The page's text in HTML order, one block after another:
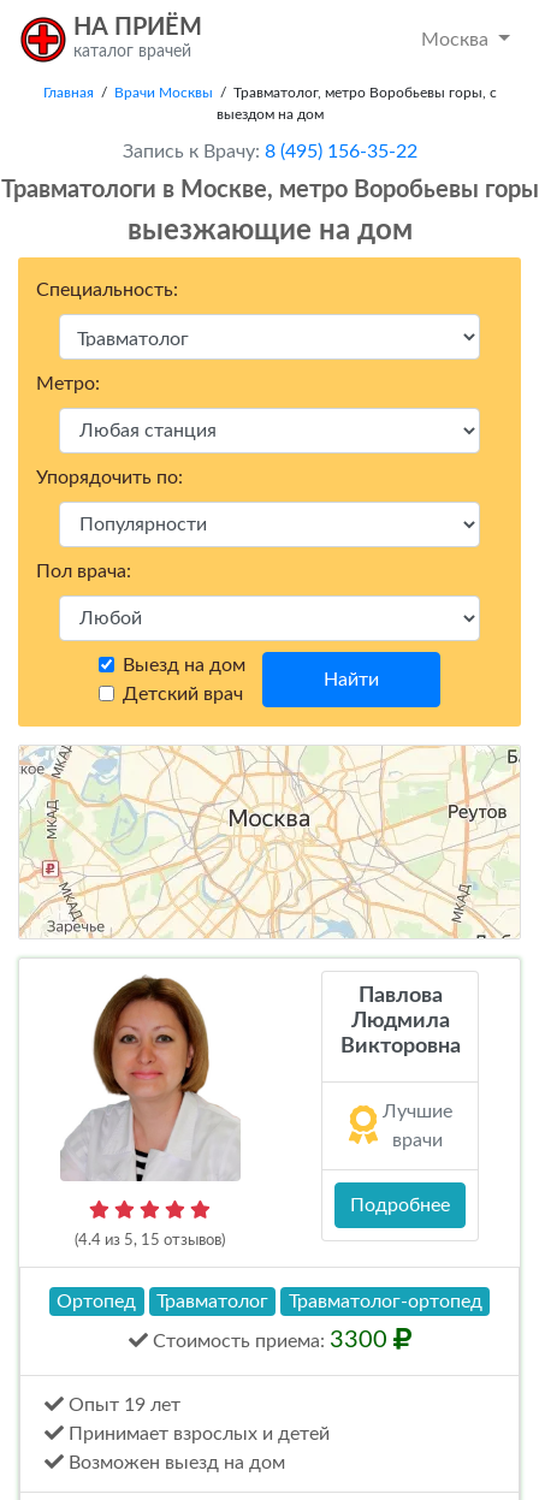
НА ПРИЁМ
каталог врачей
Москва
Главная / Врачи Москвы / Травматолог, метро Воробьевы горы, с
выездом на дом
Запись к Врачу: 8 (495) 156-35-22
Травматологи в Москвe, метро Воробьевы горы
выезжающие на дом
Специальность:
Метро:
Упорядочить по:
Пол врача:
Выезд на дом
Детский врач
Найти
(4.4 из 5, 15 отзывов)
Павлова
Людмила
Викторовна
Лучшие
врачи
Подробнее
Ортопед Травматолог Травматолог-ортопед
Стоимость приема: 3300
Опыт 19 лет
Принимает взрослых и детей
Возможен выезд на дом